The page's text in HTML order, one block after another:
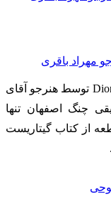
اجرای قطعه والس _ Waltz اثر Dionisio Aguado توسط هنرجو آقای
موسیقی چنگ اصفهان تنها
از کتاب گیتاریست